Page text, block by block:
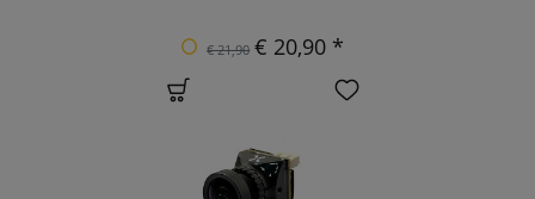
€ 21,90 € 20,90 *